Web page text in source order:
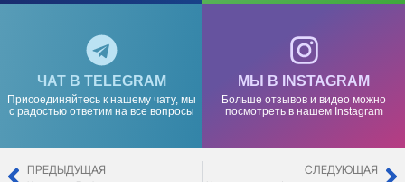
ЧАТ В TELEGRAM
Присоединяйтесь к нашему чату, мы
с радостью ответим на все вопросы
МЫ В INSTAGRAM
Больше отзывов и видео можно
посмотреть в нашем Instagram
ПРЕДЫДУЩАЯ СЛЕДУЮЩАЯ